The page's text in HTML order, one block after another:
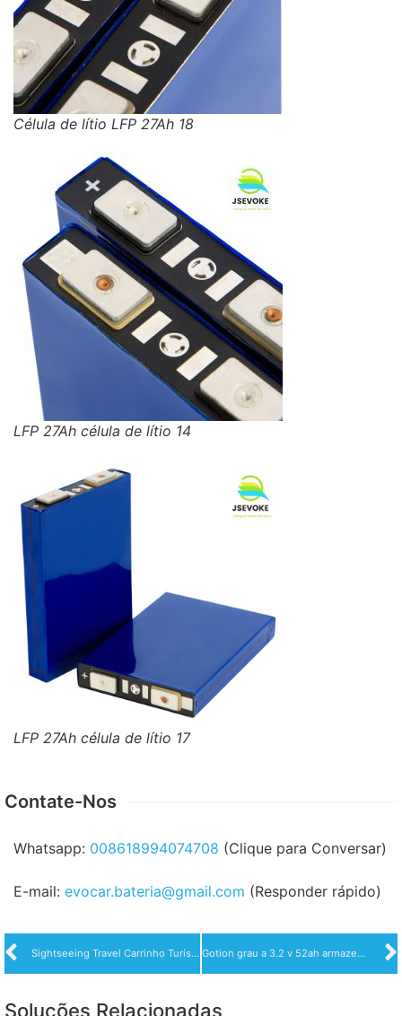
Célula de lítio LFP 27Ah 18
LFP 27Ah célula de lítio 14
LFP 27Ah célula de lítio 17
Contate-Nos
Whatsapp: 008618994074708 (Clique para Conversar)
E-mail: evocar.bateria@gmail.com (Responder rápido)
Sightseeing Travel Carrinho Turístico Power Battery Solution Bateria Lifepo4 12V 400Ah com BMS 100Ah Gotion grau a 3.2 v 52ah armazenamento de energia de energia sola bateria de íon de lítio lifepo4 para motocicleta solução de bateria de bicicleta elétrica
Soluções Relacionadas